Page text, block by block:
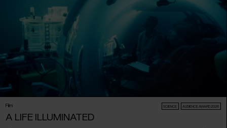
Film SCIENCE AUDIENCE AWARD 2026
A LIFE ILLUMINATED